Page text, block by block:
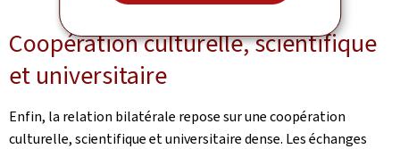
Coopération culturelle, scientifique
et universitaire
Enfin, la relation bilatérale repose sur une coopération
culturelle, scientifique et universitaire dense. Les échanges